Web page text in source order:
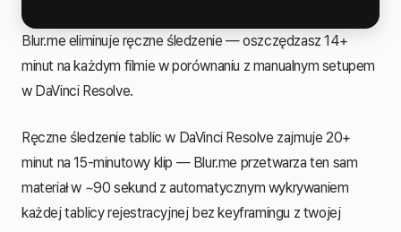
Blur.me eliminuje ręczne śledzenie — oszczędzasz 14+
minut na każdym filmie w porównaniu z manualnym setupem
w DaVinci Resolve.
Ręczne śledzenie tablic w DaVinci Resolve zajmuje 20+
minut na 15-minutowy klip — Blur.me przetwarza ten sam
materiał w ~90 sekund z automatycznym wykrywaniem
każdej tablicy rejestracyjnej bez keyframingu z twojej